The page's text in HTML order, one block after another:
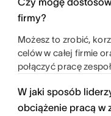
firmy?
Możesz to zrobić,
celów w całej firmie
połączyć pracę
W jaki sposób
obciążenie pracą w